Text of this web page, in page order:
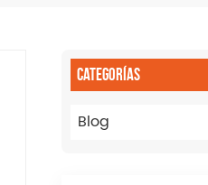
CATEGORÍAS
Blog